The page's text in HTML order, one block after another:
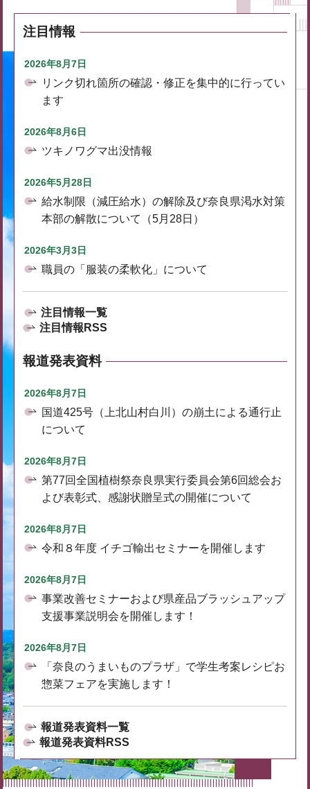
注目情報
2026年8月7日
リンク切れ箇所の確認・修正を集中的に行ってい
ます
2026年8月6日
ツキノワグマ出没情報
2026年5月28日
給水制限（減圧給水）の解除及び奈良県渇水対策
本部の解散について（5月28日）
2026年3月3日
職員の「服装の柔軟化」について
注目情報一覧
注目情報RSS
報道発表資料
2026年8月7日
国道425号（上北山村白川）の崩土による通行止
について
2026年8月7日
第77回全国植樹祭奈良県実行委員会第6回総会お
よび表彰式、感謝状贈呈式の開催について
2026年8月7日
令和８年度 イチゴ輸出セミナーを開催します
2026年8月7日
事業改善セミナーおよび県産品ブラッシュアップ
支援事業説明会を開催します！
2026年8月7日
「奈良のうまいものプラザ」で学生考案レシピお
惣菜フェアを実施します！
報道発表資料一覧
報道発表資料RSS